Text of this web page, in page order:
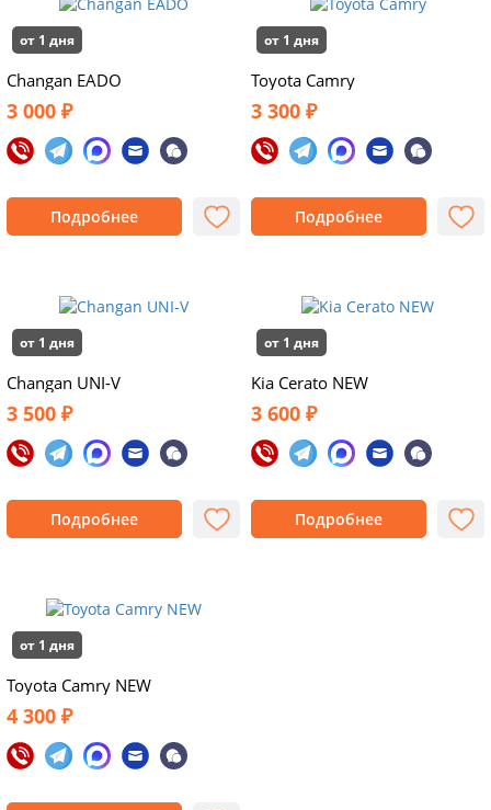
от 1 дня
Changan EADO
3 000 ₽
Подробнее
от 1 дня
Toyota Camry
3 300 ₽
Подробнее
от 1 дня
Changan UNI-V
3 500 ₽
Подробнее
от 1 дня
Kia Cerato NEW
3 600 ₽
Подробнее
от 1 дня
Toyota Camry NEW
4 300 ₽